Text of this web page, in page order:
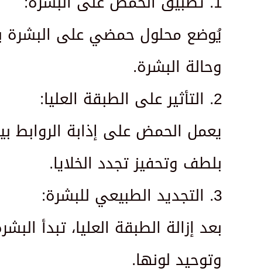
يُوضع محلول حمضي على البشرة
وحالة البشرة.
2. التأثير على الطبقة العليا:
يعمل الحمض على إذابة الروابط
بلطف وتحفيز تجدد الخلايا.
3. التجديد الطبيعي للبشرة:
بعد إزالة الطبقة العليا، تبدأ
وتوحيد لونها.